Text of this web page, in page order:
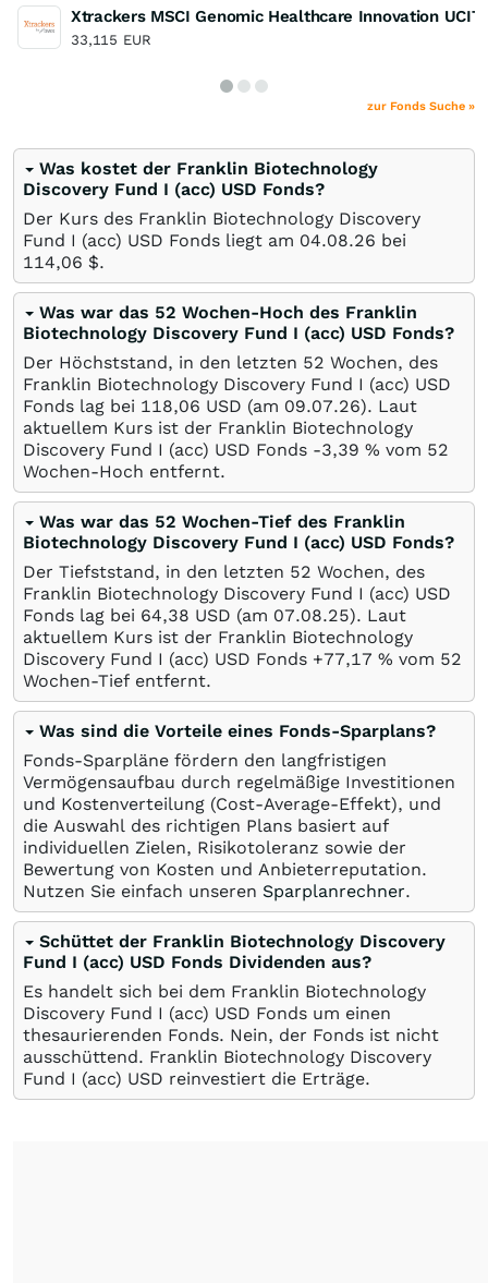
Xtrackers MSCI Genomic Healthcare Innovation
33,115 EUR
zur Fonds Suche »
Was kostet der Franklin Biotechnology
Discovery Fund I (acc) USD Fonds?
Der Kurs des Franklin Biotechnology Discovery
Fund I (acc) USD Fonds liegt am 04.08.26 bei
114,06 $.
Was war das 52 Wochen-Hoch des Franklin
Biotechnology Discovery Fund I (acc) USD Fonds?
Der Höchststand, in den letzten 52 Wochen, des
Franklin Biotechnology Discovery Fund I (acc) USD
Fonds lag bei 118,06 USD (am 09.07.26). Laut
aktuellem Kurs ist der Franklin Biotechnology
Discovery Fund I (acc) USD Fonds -3,39 % vom 52
Wochen-Hoch entfernt.
Was war das 52 Wochen-Tief des Franklin
Biotechnology Discovery Fund I (acc) USD Fonds?
Der Tiefststand, in den letzten 52 Wochen, des
Franklin Biotechnology Discovery Fund I (acc) USD
Fonds lag bei 64,38 USD (am 07.08.25). Laut
aktuellem Kurs ist der Franklin Biotechnology
Discovery Fund I (acc) USD Fonds +77,17 % vom 52
Wochen-Tief entfernt.
Was sind die Vorteile eines Fonds-Sparplans?
Fonds-Sparpläne fördern den langfristigen
Vermögensaufbau durch regelmäßige Investitionen
und Kostenverteilung (Cost-Average-Effekt), und
die Auswahl des richtigen Plans basiert auf
individuellen Zielen, Risikotoleranz sowie der
Bewertung von Kosten und Anbieterreputation.
Nutzen Sie einfach unseren Sparplanrechner.
Schüttet der Franklin Biotechnology Discovery
Fund I (acc) USD Fonds Dividenden aus?
Es handelt sich bei dem Franklin Biotechnology
Discovery Fund I (acc) USD Fonds um einen
thesaurierenden Fonds. Nein, der Fonds ist nicht
ausschüttend. Franklin Biotechnology Discovery
Fund I (acc) USD reinvestiert die Erträge.